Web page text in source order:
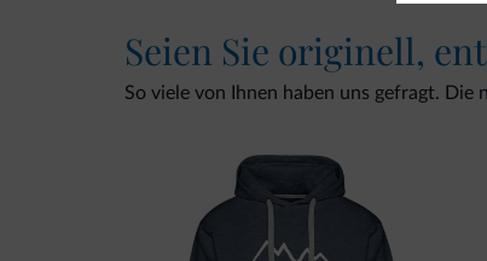
Seien Sie originell,
So viele von Ihnen haben uns gefragt.